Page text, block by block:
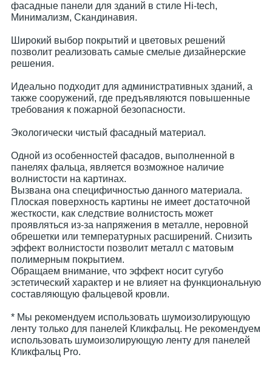
фасадные панели для зданий в стиле Hi-tech,
Минимализм, Скандинавия.
Широкий выбор покрытий и цветовых решений
позволит реализовать самые смелые дизайнерские
решения.
Идеально подходит для административных зданий, а
также сооружений, где предъявляются повышенные
требования к пожарной безопасности.
Экологически чистый фасадный материал.
Одной из особенностей фасадов, выполненной в
панелях фальца, является возможное наличие
волнистости на картинах.
Вызвана она специфичностью данного материала.
Плоская поверхность картины не имеет достаточной
жесткости, как следствие волнистость может
проявляться из-за напряжения в металле, неровной
обрешетки или температурных расширений. Снизить
эффект волнистости позволит металл с матовым
полимерным покрытием.
Обращаем внимание, что эффект носит сугубо
эстетический характер и не влияет на функциональную
составляющую фальцевой кровли.
* Мы рекомендуем использовать шумоизолирующую
ленту только для панелей Кликфальц. Не рекомендуем
использовать шумоизолирующую ленту для панелей
Кликфальц Pro.